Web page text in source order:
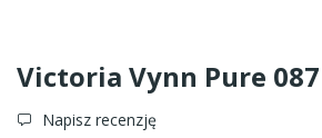
Victoria Vynn Pure 087
Napisz recenzję